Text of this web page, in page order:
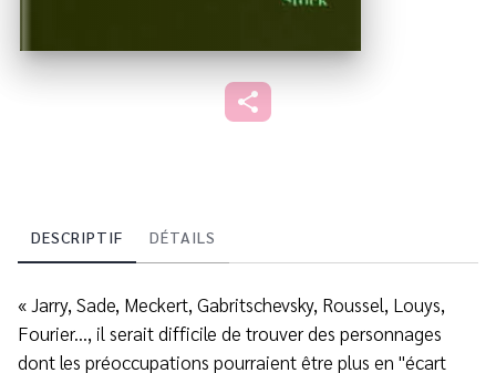
DESCRIPTIF DÉTAILS
« Jarry, Sade, Meckert, Gabritschevsky, Roussel, Louys,
Fourier..., il serait difficile de trouver des personnages
dont les préoccupations pourraient être plus en "écart